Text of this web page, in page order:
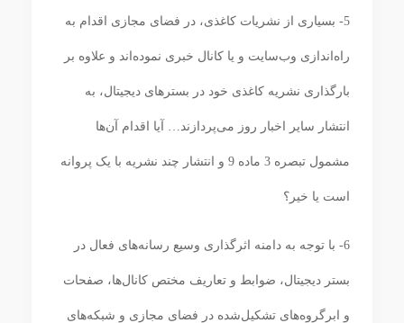
5- بسیاری از نشریات کاغذی، در فضای مجازی اقدام به
راه‌اندازی وب‌سایت و یا کانال خبری نموده‌اند و علاوه بر
بارگذاری نشریه کاغذی خود در بسترهای دیجیتال، به
انتشار سایر اخبار روز می‌پردازند… آیا اقدام آن‌ها
مشمول تبصره 3 ماده 9 و انتشار چند نشریه با یک پروانه
است یا خیر؟
6- با توجه به دامنه اثرگذاری وسیع رسانه‌های فعال در
بستر دیجیتال، ضوابط و تعاریف مختص کانال‌ها، صفحات
و ابرگروه‌های تشکیل‌شده در فضای مجازی و شبکه‌های